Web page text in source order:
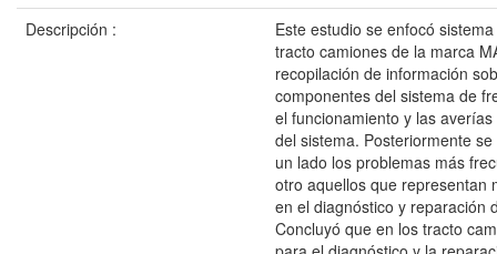
Descripción :
Este estudio se enfocó
tracto camiones de la marca
recopilación de información
componentes del sistema de
el funcionamiento y las
del sistema. Posteriormente
un lado los problemas más
otro aquellos que representan
en el diagnóstico y reparación
Concluyó que en los tracto